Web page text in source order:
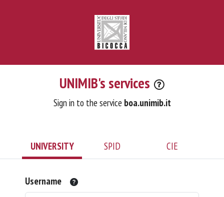
UNIMIB's services
Sign in to the service boa.unimib.it
UNIVERSITY SPID CIE
Username